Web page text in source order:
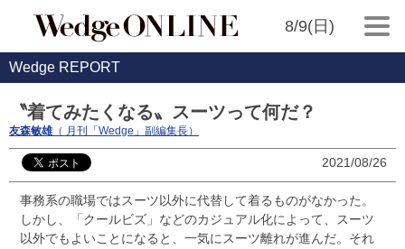
8/9(日)
Wedge REPORT
〝着てみたくなる〟スーツって何だ？
友森敏雄（ 月刊「Wedge」副編集長）
2021/08/26
事務系の職場ではスーツ以外に代替して着るものがなかった。
しかし、「クールビズ」などのカジュアル化によって、スーツ
以外でもよいことになると、一気にスーツ離れが進んだ。それ